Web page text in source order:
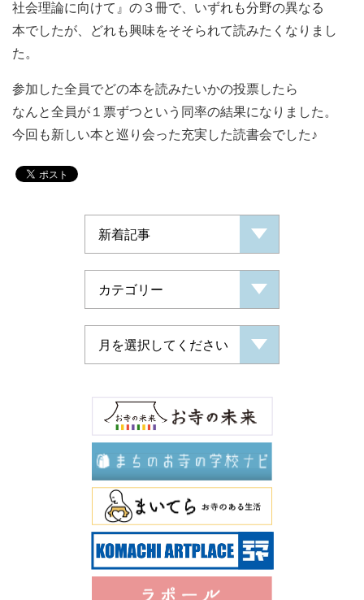
社会理論に向けて』の３冊で、いずれも分野の異なる
本でしたが、どれも興味をそそられて読みたくなりまし
た。
参加した全員でどの本を読みたいかの投票したら
なんと全員が１票ずつという同率の結果になりました。
今回も新しい本と巡り会った充実した読書会でした♪